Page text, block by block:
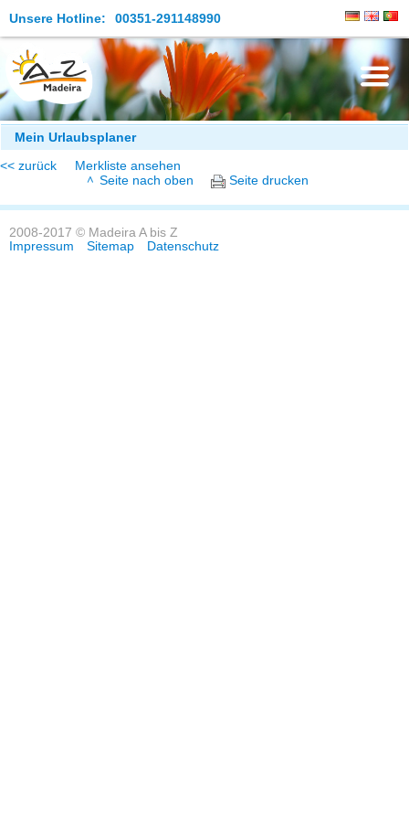
Unsere Hotline: 00351-291148990
Die Insel
Madeira Erleben
Aktuelles
Reiseangebote
Mein Urlaubsplaner
<< zurück
Merkliste ansehen
Seite nach oben
Seite drucken
2008-2017 © Madeira A bis Z
Impressum
Sitemap Datenschutz